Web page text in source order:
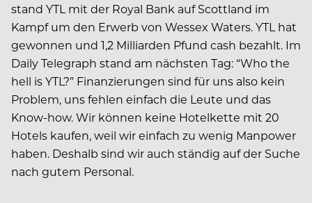
stand YTL mit der Royal Bank auf Scottland im
Kampf um den Erwerb von Wessex Waters. YTL hat
gewonnen und 1,2 Milliarden Pfund cash bezahlt. Im
Daily Telegraph stand am nächsten Tag: “Who the
hell is YTL?” Finanzierungen sind für uns also kein
Problem, uns fehlen einfach die Leute und das
Know-how. Wir können keine Hotelkette mit 20
Hotels kaufen, weil wir einfach zu wenig Manpower
haben. Deshalb sind wir auch ständig auf der Suche
nach gutem Personal.